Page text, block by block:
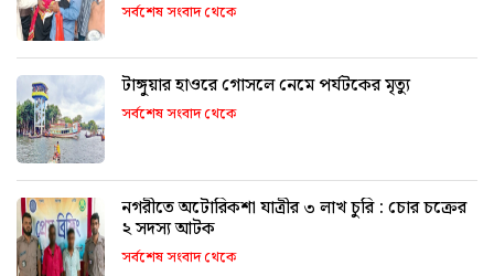
সর্বশেষ সংবাদ থেকে
টাঙ্গুয়ার হাওরে গোসলে নেমে পর্যটকের মৃত্যু
সর্বশেষ সংবাদ থেকে
নগরীতে অটোরিকশা যাত্রীর ৩ লাখ চুরি : চোর চক্রের
২ সদস্য আটক
সর্বশেষ সংবাদ থেকে